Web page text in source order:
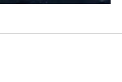
de contar con